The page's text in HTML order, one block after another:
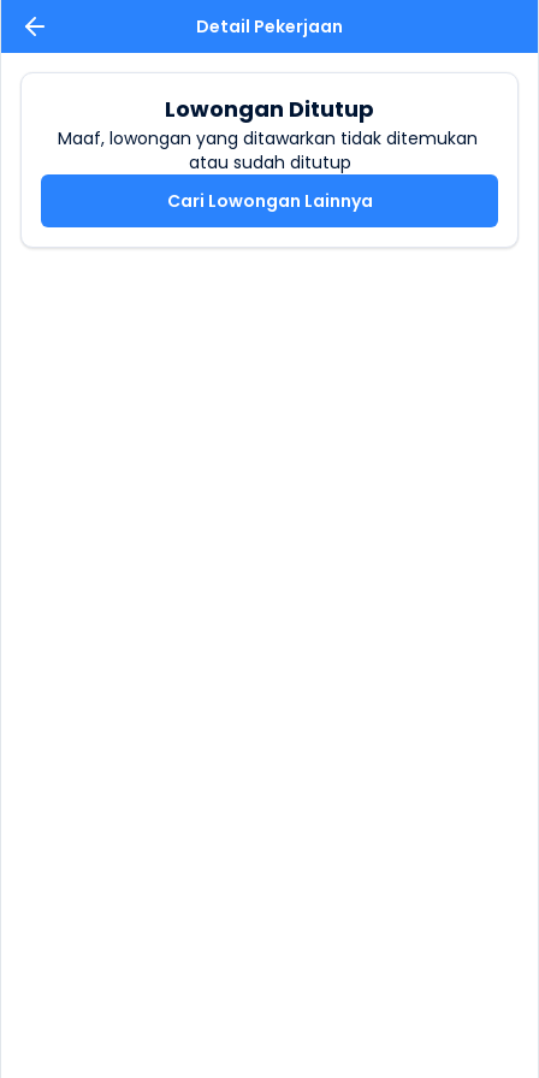
Detail Pekerjaan
Lowongan Ditutup
Maaf, lowongan yang ditawarkan tidak ditemukan
atau sudah ditutup
Cari Lowongan Lainnya